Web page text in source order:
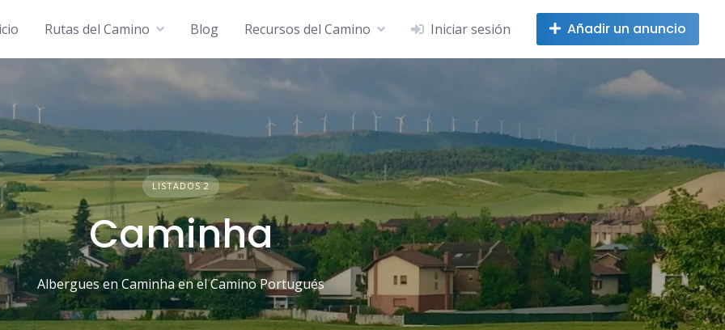
Rutas del Camino Blog Recursos del Camino Iniciar sesión Añadir un anuncio
LISTADOS 2
Caminha
Albergues en Caminha en el Camino Portugués